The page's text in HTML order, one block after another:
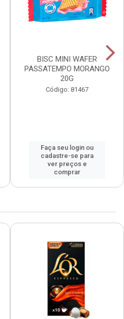
BISC MINI WAFER
PASSATEMPO MORANGO
20G
Código: 81467
Faça seu login ou
cadastre-se para
ver preços e
comprar